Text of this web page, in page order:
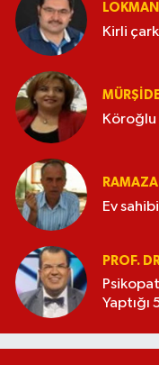
Kirli
Köroğlu
Ev
PROF.
Yaptığı